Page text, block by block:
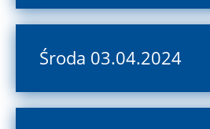
Środa 03.04.2024